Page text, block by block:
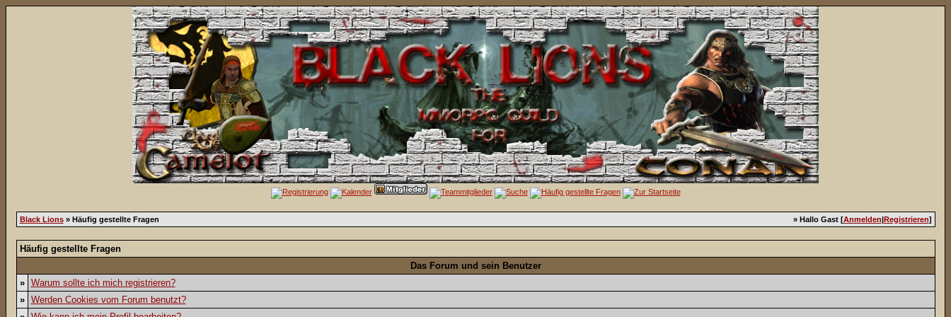
Black Lions» Häufig gestellte Fragen » Hallo Gast [Anmelden|Registrieren]
Häufig gestellte Fragen
Das Forum und sein Benutzer
»
Warum sollte ich mich registrieren?
»
Werden Cookies vom Forum benutzt?